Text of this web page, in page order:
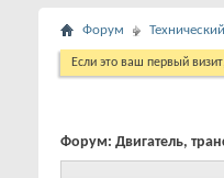
Форум
Если это ваш первый
Форум: Двигатель,